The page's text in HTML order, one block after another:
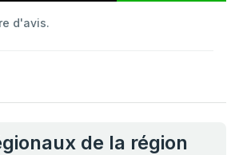
d'avis.
de la région